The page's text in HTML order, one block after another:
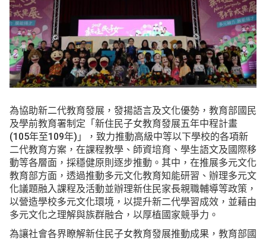
為協助新二代教育發展，發揚語言及文化優勢，教育部國民
及學前教育署制定「新住民子女教育發展五年中程計畫
(105年至109年)」，致力推動高級中等以下學校的各項新
二代教育方案，在課程教學、師資培育、學生語文及國際移
動等各層面，採穩健原則逐步推動。其中，在推展多元文化
教育部方面，透過推動多元文化教育知能研習、辦理多元文
化議題融入課程及活動並辦理新住民家長親職輔導等政策，
以營造學校多元文化環境，以提升新二代學習成效，並藉由
多元文化之理解與族群融合，以厚植國家競爭力。
為讓社會各界瞭解新住民子女教育發展推動成果，教育部國